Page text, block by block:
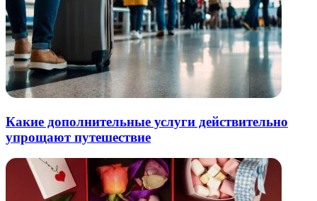
Какие дополнительные услуги действительно
упрощают путешествие